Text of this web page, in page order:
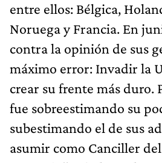
entre ellos: Bélgica,
Noruega y Francia. En
contra la opinión de sus
máximo error: Invadir la
crear su frente más duro.
fue sobreestimando su
subestimando el de sus
asumir como Canciller